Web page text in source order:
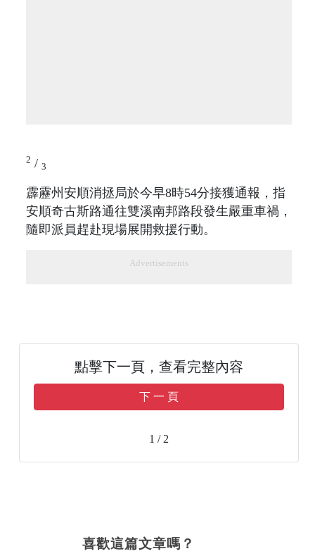
2 / 3
霹靂州安順消拯局於今早8時54分接獲通報，指
安順奇古斯路通往雙溪南邦路段發生嚴重車禍，
隨即派員趕赴現場展開救援行動。
Advertisements
點擊下一頁，查看完整內容
下 一 頁
1 / 2
喜歡這篇文章嗎？